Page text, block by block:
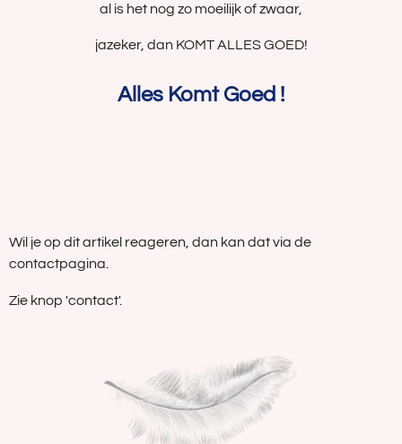
al is het nog zo moeilijk of zwaar,
jazeker, dan KOMT ALLES GOED!
Alles Komt Goed !
Wil je op dit artikel reageren, dan kan dat via de
contactpagina.
Zie knop 'contact'.